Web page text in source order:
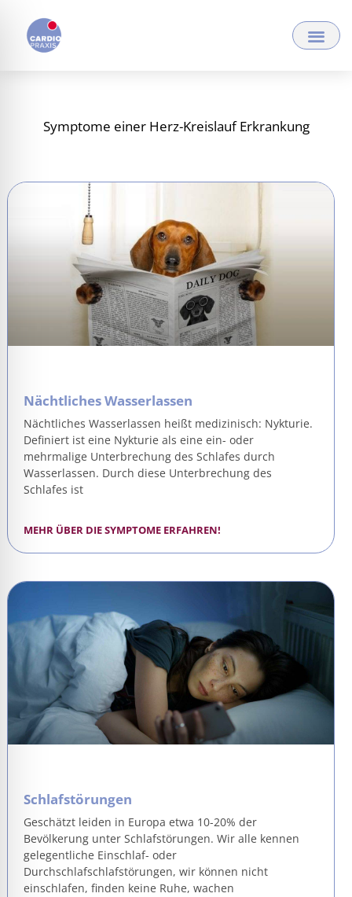
Inhalt
springen
Symptome einer Herz-Kreislauf Erkrankung
Nächtliches Wasserlassen
Nächtliches Wasserlassen heißt medizinisch: Nykturie.
Definiert ist eine Nykturie als eine ein- oder
mehrmalige Unterbrechung des Schlafes durch
Wasserlassen. Durch diese Unterbrechung des
Schlafes ist
MEHR ÜBER DIE SYMPTOME ERFAHREN!
Schlafstörungen
Geschätzt leiden in Europa etwa 10-20% der
Bevölkerung unter Schlafstörungen. Wir alle kennen
gelegentliche Einschlaf- oder
Durchschlafschlafstörungen, wir können nicht
einschlafen, finden keine Ruhe, wachen